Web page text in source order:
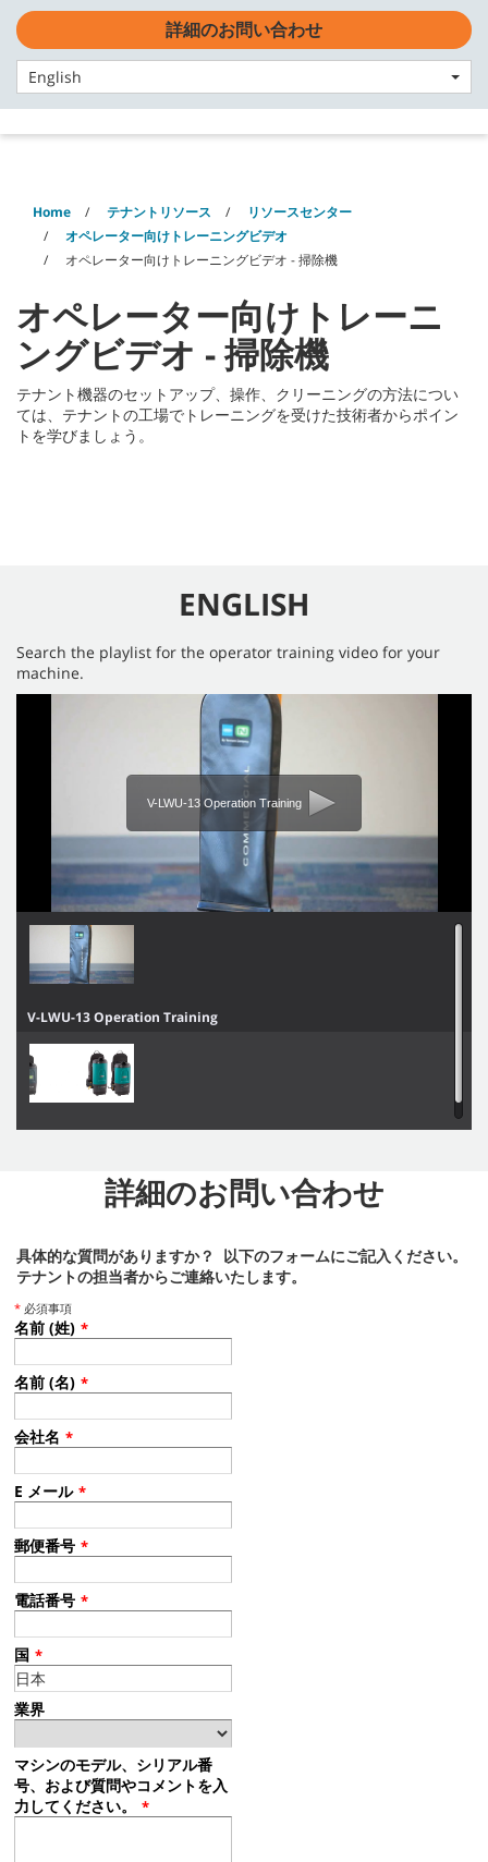
Skip
content
Skip
navigation
menu
Home テナントリソース
リソースセンター
オペレーター向けトレーニングビデオ
オペレーター向けトレーニングビデオ - 掃除機
オペレーター向けトレーニ
ングビデオ - 掃除機
テナント機器のセットアップ、操作、クリーニングの方法につい
ては、テナントの工場でトレーニングを受けた技術者からポイン
トを学びましょう。
詳細のお問い合わせ
English
ENGLISH
Search the playlist for the operator training video for your
machine.
V-LWU-13 Operation Training
V-LWU-13 Operation Training
V-BP-6 / V-BP-10 / Aspen-6 / Aspen-10 Operator Training
詳細のお問い合わせ
具体的な質問がありますか？ 以下のフォームにご記入ください。
テナントの担当者からご連絡いたします。
* 必須事項
名前 (姓) *
名前 (名) *
会社名 *
E メール *
郵便番号 *
電話番号 *
国 *
業界
マシンのモデル、シリアル番
号、および質問やコメントを入
力してください。
*